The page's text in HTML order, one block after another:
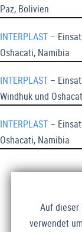
Paz, Bolivien
INTERPLAST –
Oshacati, Namibia
INTERPLAST –
Windhuk und
INTERPLAST –
Oshacati, Namibia
Auf dieser
verwendet